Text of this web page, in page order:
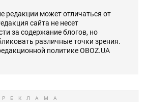
редакции может отличаться от
сайта не несет
за содержание блогов, но
различные точки зрения.
политике OBOZ.UA